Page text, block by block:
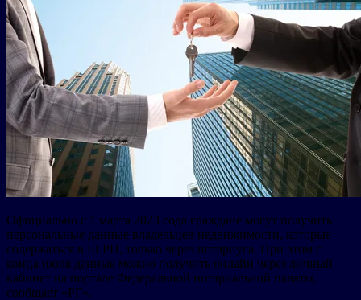
Официально с 1 марта 2023 года граждане могут получить
персональные данные владельцев недвижимости, которые
содержаться в ЕГРН, только через нотариуса. При этом с
конца июля данные можно получить онлайн через личный
кабинет на портале Федеральной нотариальной палаты,
сообщает «РГ».